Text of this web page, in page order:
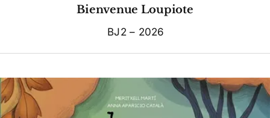
Bienvenue Loupiote
BJ2 – 2026